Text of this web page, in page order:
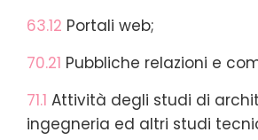
63.12 Portali web;
70.21 Pubbliche relazioni e
71.1 Attività degli studi di
ingegneria ed altri studi